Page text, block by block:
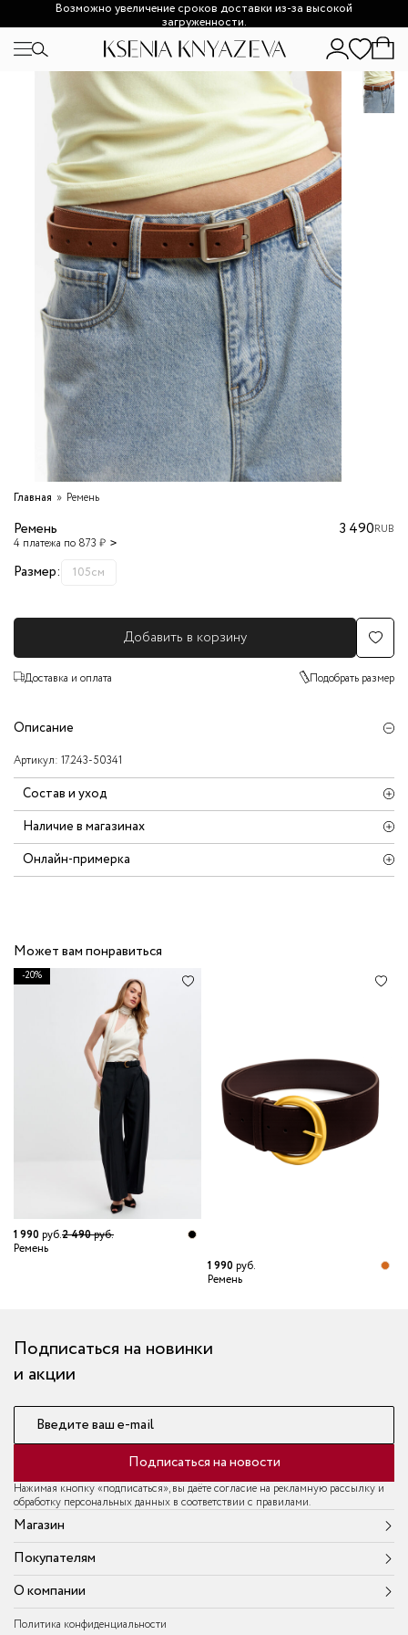
Возможно увеличение сроков доставки из-за высокой
загруженности.
Главная Ремень
Ремень
4 платежа по 873 ₽
3 490RUB
Размер: 105см
Добавить в корзину
Доставка и оплата Подобрать размер
Описание
Артикул: 17.243-50341
Состав и уход
Наличие в магазинах
Онлайн-примерка
Может вам понравиться
-20%
1 990руб.2 490руб.
Ремень
1 990руб.
Ремень
Подписаться на новинки
и акции
Введите ваш e-mail
Подписаться на новости
Нажимая кнопку «подписаться», вы даёте согласие на рекламную рассылку и
обработку персональных данных в соответствии с правилами.
Магазин
Покупателям
О компании
Политика конфиденциальности